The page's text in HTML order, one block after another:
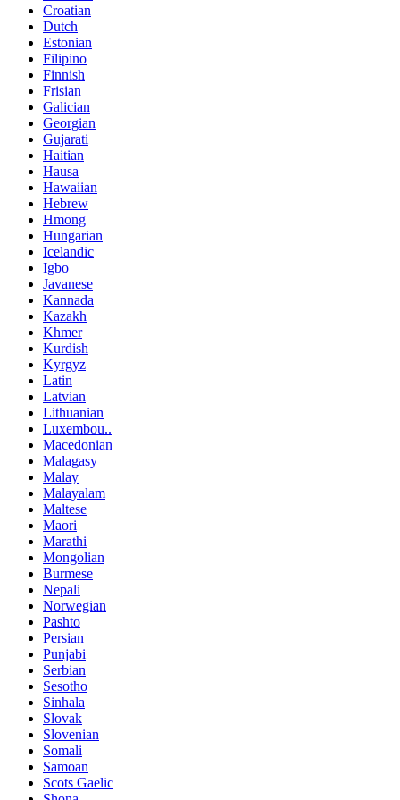
Croatian
Dutch
Estonian
Filipino
Finnish
Frisian
Galician
Georgian
Gujarati
Haitian
Hausa
Hawaiian
Hebrew
Hmong
Hungarian
Icelandic
Igbo
Javanese
Kannada
Kazakh
Khmer
Kurdish
Kyrgyz
Latin
Latvian
Lithuanian
Luxembou..
Macedonian
Malagasy
Malay
Malayalam
Maltese
Maori
Marathi
Mongolian
Burmese
Nepali
Norwegian
Pashto
Persian
Punjabi
Serbian
Sesotho
Sinhala
Slovak
Slovenian
Somali
Samoan
Scots Gaelic